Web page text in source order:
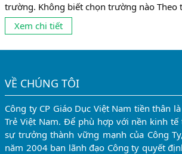
trường. Không biết chọn trường nào Theo
có tới 10% số sinh viên không theo được
học vì chọn nghề chưa phù hợp. Và có lẽ,
Xem chi tiết
VỀ CHÚNG TÔI
Công ty CP Giáo Dục Việt Nam tiền thân
Trẻ Việt Nam. Để phù hợp với nền kinh
sự trưởng thành vững mạnh của Công
năm 2004 ban lãnh đạo Công ty quyết